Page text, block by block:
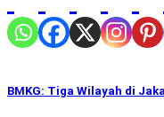
BMKG: Tiga Wilayah di